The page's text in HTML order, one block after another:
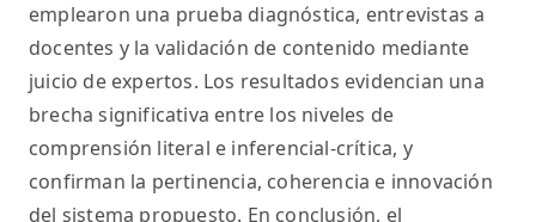
emplearon una prueba diagnóstica, entrevistas a
docentes y la validación de contenido mediante
juicio de expertos. Los resultados evidencian una
brecha significativa entre los niveles de
comprensión literal e inferencial-crítica, y
confirman la pertinencia, coherencia e innovación
del sistema propuesto. En conclusión, el